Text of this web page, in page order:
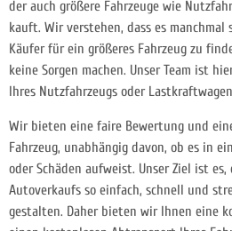
der auch größere Fahrzeuge wie
kauft. Wir verstehen, dass es manchmal
Käufer für ein größeres Fahrzeug zu
keine Sorgen machen. Unser Team ist
Ihres Nutzfahrzeugs oder
Wir bieten eine faire Bewertung und
Fahrzeug, unabhängig davon, ob es in
oder Schäden aufweist. Unser Ziel ist es,
Autoverkaufs so einfach, schnell und
gestalten. Daher bieten wir Ihnen eine